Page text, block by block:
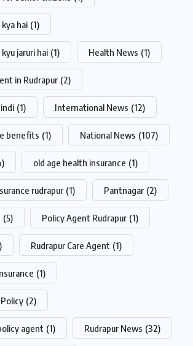
hai (1)
jaruri hai (1) Health News (1)
in Rudrapur (2)
(1) International News (12)
benefits (1) National News (107)
old age health insurance (1)
rudrapur (1) Pantnagar (2)
(5) Policy Agent Rudrapur (1)
Rudrapur Care Agent (1)
(1)
(2)
agent (1) Rudrapur News (32)